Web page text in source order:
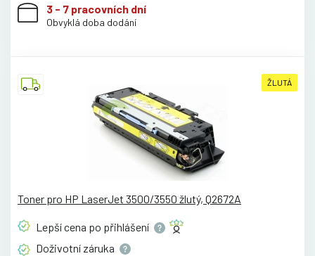
3 - 7 pracovních dní
Obvyklá doba dodání
ŽLUTÁ
Toner pro HP LaserJet 3500/3550 žlutý, Q2672A
Lepší cena po přihlášení
Doživotní záruka